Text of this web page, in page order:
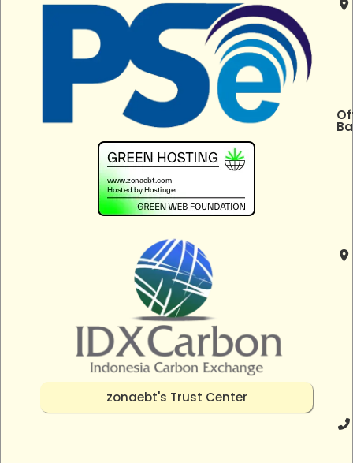
zonaebt's Trust Center